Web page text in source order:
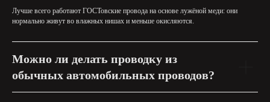
Лучше всего работают ГОСТовские провода на основе лужёной меди: они
нормально живут во влажных нишах и меньше окисляются.
Можно ли делать проводку из
обычных автомобильных проводов?